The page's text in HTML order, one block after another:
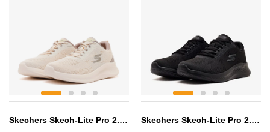
Skechers Skech-Lite Pro 2.0 Erkek Sneaker Skechers Skech-Lite Pro 2.0 Erkek Sneaker